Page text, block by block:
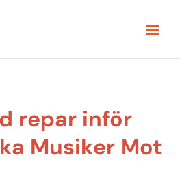
repar inför
Musiker Mot